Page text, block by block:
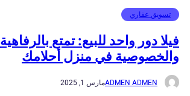
تسويق عقاري
فيلا دور واحد للبيع: تمتع بالرفاهية
والخصوصية في منزل أحلامك
ADMEN ADMENمارس 1, 2025